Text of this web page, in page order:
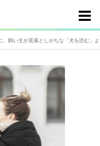
。飼い主が見落としがちな「犬を読む」